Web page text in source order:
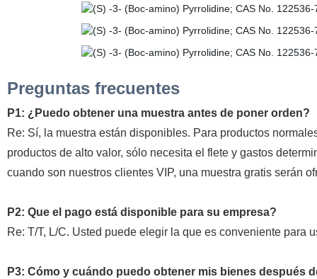
Preguntas frecuentes
P1: ¿Puedo obtener una muestra antes de poner orden?
Re: Sí, la muestra están disponibles. Para productos
productos de alto valor, sólo necesita el flete y gastos
cuando son nuestros clientes VIP, una muestra gratis serán
P2: Que el pago está disponible para su empresa?
Re: T/T, L/C. Usted puede elegir la que es conveniente para
P3: Cómo y cuándo puedo obtener mis bienes después